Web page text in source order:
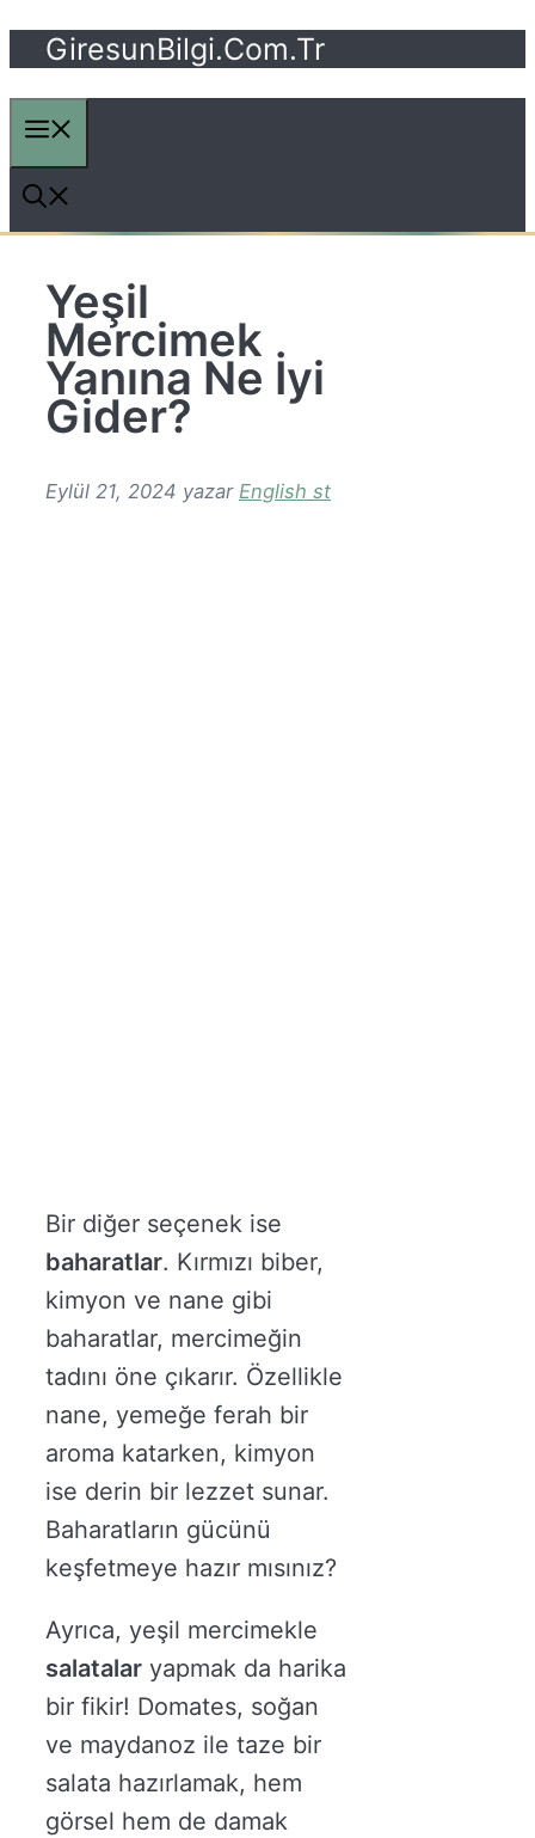
İçeriğe
GiresunBilgi.Com.Tr
Yeşil
Mercimek
Yanına Ne İyi
Gider?
Eylül 21, 2024 yazar English st
Bir diğer seçenek ise
baharatlar. Kırmızı biber,
kimyon ve nane gibi
baharatlar, mercimeğin
tadını öne çıkarır. Özellikle
nane, yemeğe ferah bir
aroma katarken, kimyon
ise derin bir lezzet sunar.
Baharatların gücünü
keşfetmeye hazır mısınız?
Ayrıca, yeşil mercimekle
salatalar yapmak da harika
bir fikir! Domates, soğan
ve maydanoz ile taze bir
salata hazırlamak, hem
görsel hem de damak